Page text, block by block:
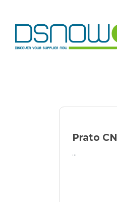
content
Prato
...